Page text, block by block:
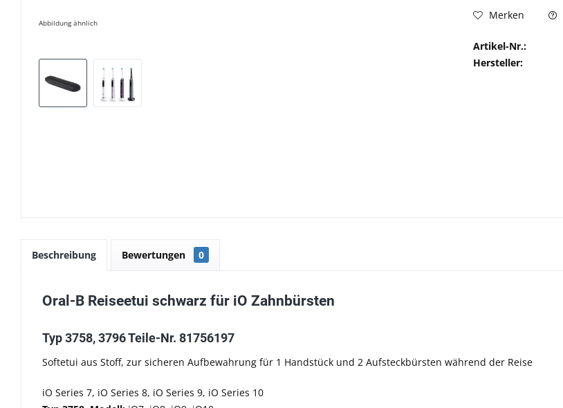
Abbildung ähnlich
Merken
Artikel-Nr.:
Hersteller:
Beschreibung Bewertungen 0
Oral-B Reiseetui schwarz für iO Zahnbürsten
Typ 3758, 3796 Teile-Nr. 81756197
Softetui aus Stoff, zur sicheren Aufbewahrung für 1 Handstück und 2 Aufsteckbürsten während der Reise
iO Series 7, iO Series 8, iO Series 9, iO Series 10